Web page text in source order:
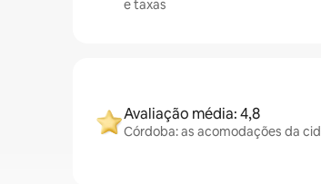
e taxas
Avaliação média: 4,8
Córdoba: as acomodações da